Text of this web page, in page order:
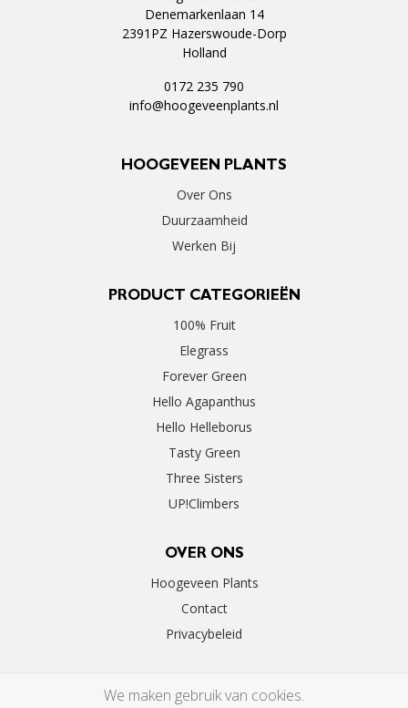
Denemarkenlaan 14
2391PZ Hazerswoude-Dorp
Holland
0172 235 790
info@hoogeveenplants.nl
HOOGEVEEN PLANTS
Over Ons
Duurzaamheid
Werken Bij
PRODUCT CATEGORIEËN
100% Fruit
Elegrass
Forever Green
Hello Agapanthus
Hello Helleborus
Tasty Green
Three Sisters
UP!Climbers
OVER ONS
Hoogeveen Plants
Contact
Privacybeleid
We maken gebruik van cookies.